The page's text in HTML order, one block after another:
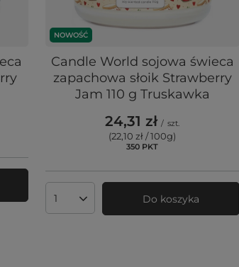
NOWOŚĆ
Candle World sojowa świeca
zapachowa słoik Strawberry
Jam 110 g Truskawka
24,31 zł / szt.
(22,10 zł / 100g)
350 PKT
Ilość produktów Do koszyka